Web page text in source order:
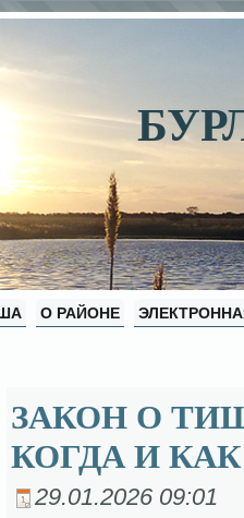
О РАЙОНЕ
ЗАКОН О
КОГДА И
29.01.2026 09:01